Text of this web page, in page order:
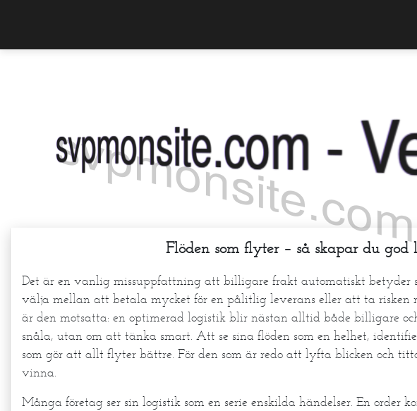
svpmonsite.com
Flöden som flyter – så skapar du god
Det är en vanlig missuppfattning att billigare frakt automatiskt betyder
välja mellan att betala mycket för en pålitlig leverans eller att ta risken
är den motsatta: en optimerad logistik blir nästan alltid både billigare
snåla, utan om att tänka smart. Att se sina flöden som en helhet,
som gör att allt flyter bättre. För den som är redo att lyfta blicken och
vinna.
Många företag ser sin logistik som en serie enskilda händelser. En order